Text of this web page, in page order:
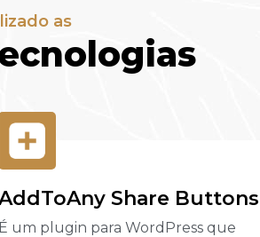
as
Share Buttons
É um plugin para WordPress que